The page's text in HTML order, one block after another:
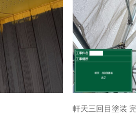
軒天三回目塗装